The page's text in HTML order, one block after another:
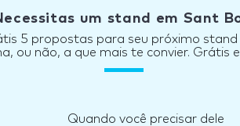
um stand em Sant
5 propostas para seu próximo
ou não, a que mais te convier. Grátis
Quando você precisar dele